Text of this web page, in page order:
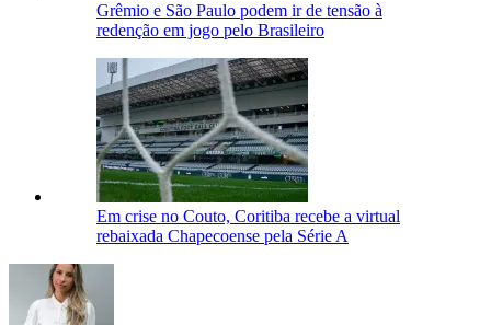
Grêmio e São Paulo podem ir de tensão à
redenção em jogo pelo Brasileiro
Em crise no Couto, Coritiba recebe a virtual
rebaixada Chapecoense pela Série A